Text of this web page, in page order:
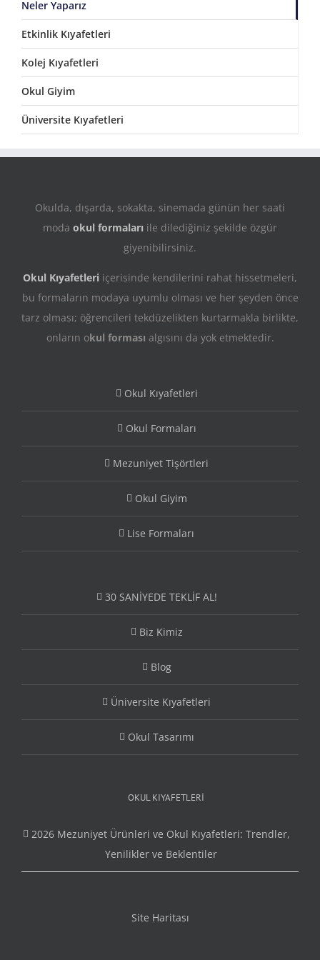
Neler Yaparız
Etkinlik Kıyafetleri
Kolej Kıyafetleri
Okul Giyim
Üniversite Kıyafetleri
Okulda, dışarda, sokakta, sinemada günün her saati
moda okul formaları ile dilediğiniz şekilde özgür
giyenibilirsiniz.
Okul Kıyafetleri içerisinde kendilerini rahat hissetmeleri,
bu formaların modaya uyumlu olması ve her şeyden önce
tarz olması; öğrencileri tekdüzelikten kurtarmakla birlikte,
onların okul forması algısını da yok etmektedir.
Okul Kıyafetleri
Okul Formaları
Mezuniyet Tişörtleri
Okul Giyim
Lise Formaları
30 SANİYEDE TEKLİF AL!
Biz Kimiz
Blog
Üniversite Kıyafetleri
Okul Tasarımı
OKUL KIYAFETLERI
2026 Mezuniyet Ürünleri ve Okul Kıyafetleri: Trendler,
Yenilikler ve Beklentiler
Site Haritası